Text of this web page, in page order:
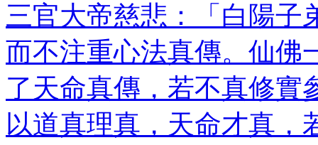
三官大帝慈悲：「白陽子
而不注重心法真傳。仙佛
了天命真傳，若不真修實
以道真理真，天命才真，